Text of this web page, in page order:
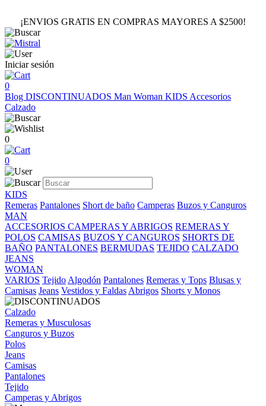
¡ENVIOS GRATIS EN COMPRAS MAYORES A $2500!
Iniciar sesión
0
Blog DISCONTINUADOS Man Woman KIDS Accesorios
Calzado
0
0
KIDS
Remeras Pantalones Short de baño Camperas Buzos y Canguros
MAN
ACCESORIOS CAMPERAS Y ABRIGOS REMERAS Y
POLOS CAMISAS BUZOS Y CANGUROS SHORTS DE
BAÑO PANTALONES BERMUDAS TEJIDO CALZADO
JEANS
WOMAN
VARIOS Tejido Algodón Pantalones Remeras y Tops Blusas y
Camisas Jeans Vestidos y Faldas Abrigos Shorts y Monos
Calzado
Remeras y Musculosas
Canguros y Buzos
Polos
Jeans
Camisas
Pantalones
Tejido
Camperas y Abrigos